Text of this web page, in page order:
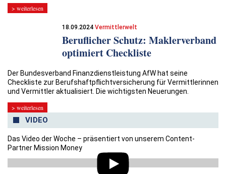
> weiterlesen
18.09.2024Vermittlerwelt
Beruflicher Schutz: Maklerverband
optimiert Checkliste
Der Bundesverband Finanzdienstleistung AfW hat seine
Checkliste zur Berufshaftpflichtversicherung für Vermittlerinnen
und Vermittler aktualisiert. Die wichtigsten Neuerungen.
> weiterlesen
VIDEO
Das Video der Woche – präsentiert von unserem Content-
Partner Mission Money